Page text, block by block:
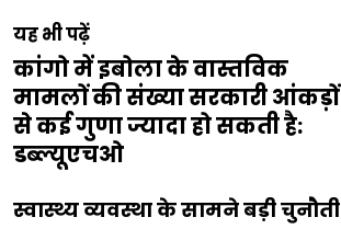
यह भी पढ़ें
कांगो में इबोला के वास्तविक
मामलों की संख्या सरकारी आंकड़ों
से कई गुणा ज्यादा हो सकती है:
डब्ल्यूएचओ
स्वास्थ्य व्यवस्था के सामने बड़ी चुनौती